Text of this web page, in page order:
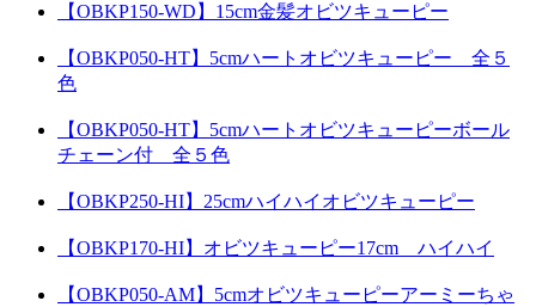
【OBKP150-WD】15cm金髪オビツキューピー
【OBKP050-HT】5cmハートオビツキューピー 全５
色
【OBKP050-HT】5cmハートオビツキューピーボール
チェーン付 全５色
【OBKP250-HI】25cmハイハイオビツキューピー
【OBKP170-HI】オビツキューピー17cm ハイハイ
【OBKP050-AM】5cmオビツキューピーアーミーちゃ